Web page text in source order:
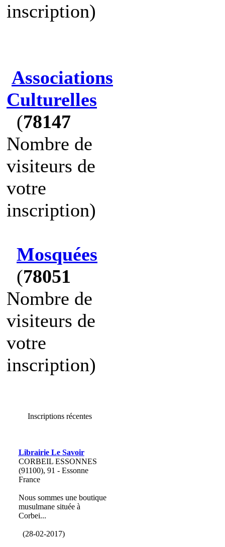
inscription)
Associations
Culturelles
(78147
Nombre de
visiteurs de
votre
inscription)
Mosquées
(78051
Nombre de
visiteurs de
votre
inscription)
Inscriptions récentes
Librairie Le Savoir
CORBEIL ESSONNES
(91100), 91 - Essonne
France
Nous sommes une boutique
musulmane située à
Corbei...
(28-02-2017)